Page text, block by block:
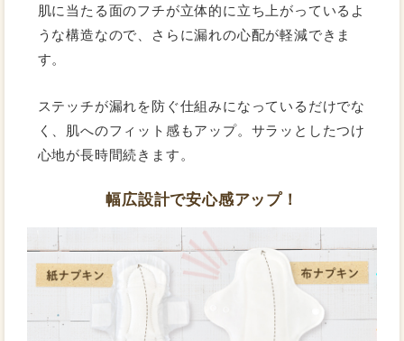
肌に当たる面のフチが立体的に立ち上がっているよ
うな構造なので、さらに漏れの心配が軽減できま
す。
ステッチが漏れを防ぐ仕組みになっているだけでな
く、肌へのフィット感もアップ。サラッとしたつけ
心地が長時間続きます。
幅広設計で安心感アップ！